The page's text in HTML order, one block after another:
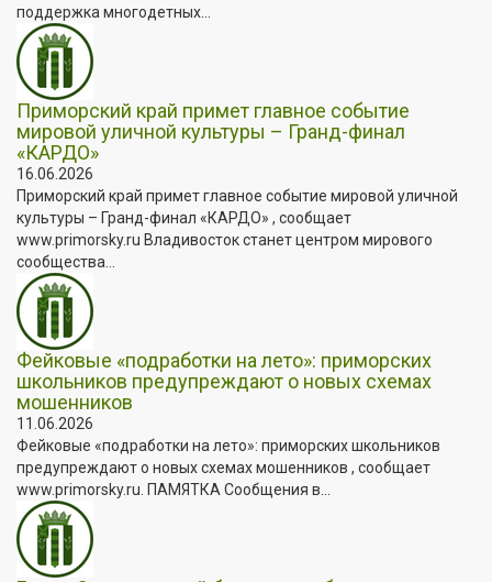
поддержка многодетных...
Приморский край примет главное событие
мировой уличной культуры – Гранд-финал
«КАРДО»
16.06.2026
Приморский край примет главное событие мировой уличной
культуры – Гранд-финал «КАРДО» , сообщает
www.primorsky.ru Владивосток станет центром мирового
сообщества...
Фейковые «подработки на лето»: приморских
школьников предупреждают о новых схемах
мошенников
11.06.2026
Фейковые «подработки на лето»: приморских школьников
предупреждают о новых схемах мошенников , сообщает
www.primorsky.ru. ПАМЯТКА Сообщения в...